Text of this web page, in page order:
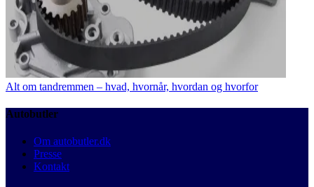
Alt om tandremmen – hvad, hvornår, hvordan og hvorfor
Autobutler
Om autobutler.dk
Presse
Kontakt